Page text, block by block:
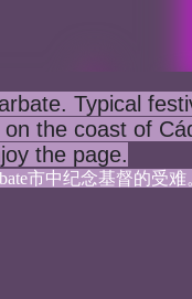
Typical
the coast of
the page.
市中纪念基督的受